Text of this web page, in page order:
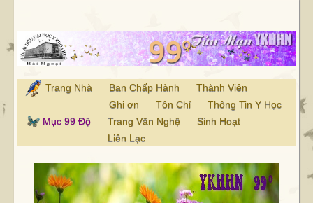
Trang Nhà Ban Chấp Hành
Thành Viên
Ghi ơn
Tôn Chỉ
Thông Tin Y Học
Mục 99 Độ
Trang Văn Nghệ
Sinh Hoạt
Liên Lạc